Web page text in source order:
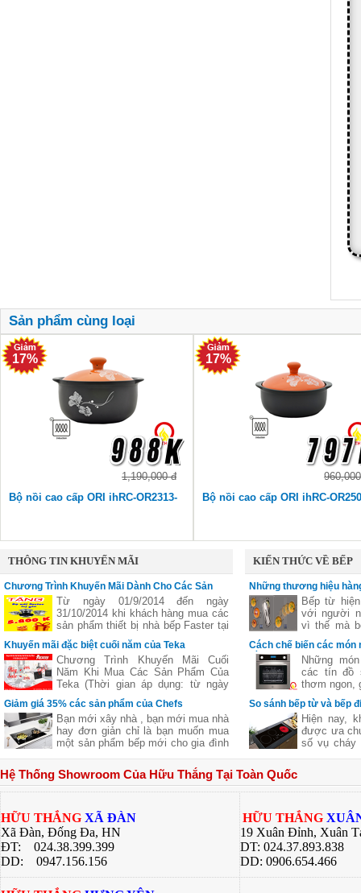
Sản phẩm cùng loại
17%
1,190,000 đ
Bộ nồi cao cấp ORI ihRC-OR2313-
17%
Bộ nồi cao cấp ORI ihRC-
THÔNG TIN KHUYẾN MÃI
Chương Trình Khuyến Mãi Dành Cho Các Sản
Phẩm FasterTừ ngày 01/9/2014 đến ngày
31/10/2014 khi khách hàng mua các
sản phẩm thiết bị nhà bếp Faster tại
các đại lý của bếp gas Hữu Thắng
sẽ nhận được những phần quà hấp
dẫn, chi tiết xem thêm..
Khuyến mãi đặc biệt cuối năm của Teka
Chương Trình Khuyến Mãi Cuối
Năm Khi Mua Các Sản Phẩm Của
Teka (Thời gian áp dụng: từ ngày
11/11 đến hết ngày 27/12/2016)
Giảm giá 35% các sản phẩm của Chefs
Bạn mới xây nhà , bạn mới mua nhà
hay đơn giản chỉ là bạn muốn mua
một sản phẩm bếp mới cho gia đình
hãng nào tốt cả về giá về chất
lượng .Hãy để chúng tôi gợi ý cho
bạn một thương hiệu của Việt Nam
Âu đó là
KIẾN THỨC VỀ BẾP
Những thương hiệu
vùng nấu linh hoạt
Bếp từ
với người
vì thế mà
bếp từ
nhiên
Cách chế biến các
bằng lò nướngNhững
các tín đồ
thơm ngon,
nhưng lại
giữ
của thực
giúp bạn
ngon khác
nhiều công
So sánh bếp từ và bếp
Hiện nay,
được ưa
số vụ cháy
riêng. Bài
về 2 dòng
bạn có sự
bếp của gia
Hệ Thống Showroom Của Hữu Thắng Tại Toàn Quốc
HỮU THẮNG XÃ ĐÀN
Xã Đàn, Đống Đa, HN
ĐT: 024.38.399.399
DD: 0947.156.156
HỮU THẮNG
19 Xuân Đỉnh, Xuân
DT: 024.37.893.838
DD: 0906.654.466